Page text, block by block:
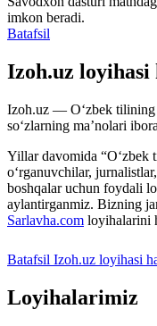
imkon beradi.
Batafsil
Izoh.uz loyihasi
Izoh.uz — O‘zbek tilining
so‘zlarning ma’nolari
Yillar davomida “O‘zbek
o‘rganuvchilar,
boshqalar uchun foydali
aylantirganmiz. Bizning
Sarlavha.com loyihalarini
Batafsil Izoh.uz loyihasi
Loyihalarimiz